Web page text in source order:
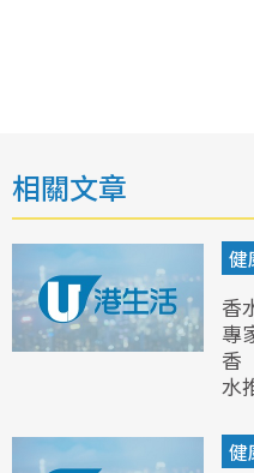
相關文章
健
香
專
香
水
健